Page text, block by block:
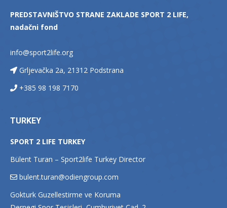
PREDSTAVNIŠTVO STRANE ZAKLADE SPORT 2 LIFE,
nadačni fond
info@sport2life.org
Grljevačka 2a, 21312 Podstrana
+385 98 198 7170
TURKEY
SPORT 2 LIFE TURKEY
Bülent Turan – Sport2life Turkey Director
bulent.turan@odiengroup.com
Gokturk Guzellestirme ve Koruma